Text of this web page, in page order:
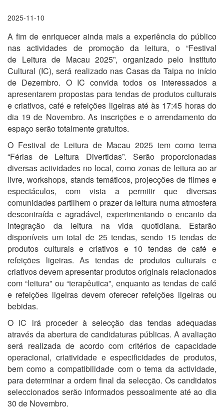
2025-11-10
A fim de enriquecer ainda mais a experiência do público
nas actividades de promoção da leitura, o “Festival
de Leitura de Macau 2025”, organizado pelo Instituto
Cultural (IC), será realizado nas Casas da Taipa no início
de Dezembro. O IC convida todos os interessados a
apresentarem propostas para tendas de produtos culturais
e criativos, café e refeições ligeiras até às 17:45 horas do
dia 19 de Novembro. As inscrições e o arrendamento do
espaço serão totalmente gratuitos.
O Festival de Leitura de Macau 2025 tem como tema
“Férias de Leitura Divertidas”. Serão proporcionadas
diversas actividades no local, como zonas de leitura ao ar
livre, workshops, stands temáticos, projecções de filmes e
espectáculos, com vista a permitir que diversas
comunidades partilhem o prazer da leitura numa atmosfera
descontraída e agradável, experimentando o encanto da
integração da leitura na vida quotidiana. Estarão
disponíveis um total de 25 tendas, sendo 15 tendas de
produtos culturais e criativos e 10 tendas de café e
refeições ligeiras. As tendas de produtos culturais e
criativos devem apresentar produtos originais relacionados
com “leitura” ou “terapêutica”, enquanto as tendas de café
e refeições ligeiras devem oferecer refeições ligeiras ou
bebidas.
O IC irá proceder à selecção das tendas adequadas
através da abertura de candidaturas públicas. A avaliação
será realizada de acordo com critérios de capacidade
operacional, criatividade e especificidades de produtos,
bem como a compatibilidade com o tema da actividade,
para determinar a ordem final da selecção. Os candidatos
seleccionados serão informados pessoalmente até ao dia
30 de Novembro.